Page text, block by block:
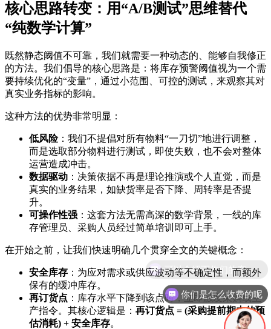
核心思路转变：用“A/B测试”思维替代
“纯数学计算”
既然静态阈值不可靠，我们就需要一种动态的、能够自我修正
的方法。我们倡导的核心思路是：将库存预警阈值视为一个需
要持续优化的“变量”，通过小范围、可控的测试，来观察其对
真实业务指标的影响。
这种方法的优势非常明显：
低风险：我们不提倡对所有物料“一刀切”地进行调整，
而是选取部分物料进行测试，即使失败，也不会对整体
运营造成冲击。
数据驱动 ：决策依据不再是理论推演或个人直觉，而是
真实的业务结果，如缺货率是否下降、周转率是否提
升。
可操作性强 ：这套方法无需高深的数学背景，一线的库
存管理员、采购人员经过简单培训即可上手。
在开始之前，让我们快速明确几个贯穿全文的关键概念：
安全库存 ：为应对需求或供应波动等不确定性，而额外
保有的缓冲库存。
再订货点 ：库存水平下降到该点时，立即触发采购或生
产指令。其核心逻辑是： 再订货点 = (采购提前期内的预
估消耗) + 安全库存。
你们是怎么收费的呢